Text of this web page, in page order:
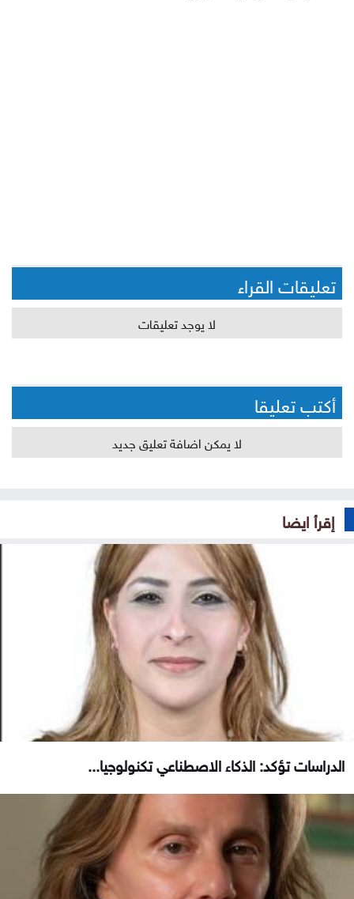
تعليقات القراء
لا يوجد تعليقات
أكتب تعليقا
لا يمكن اضافة تعليق جديد
إقرأ ايضا
الدراسات تؤكد: الذكاء الاصطناعي تكنولوجيا...